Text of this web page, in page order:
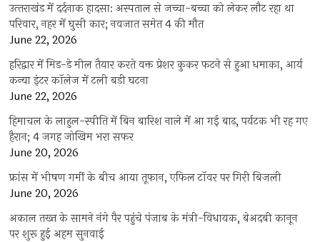
उत्‍तराखंड में दर्दनाक हादसा: अस्पताल से जच्चा-बच्चा को लेकर लौट रहा था
परिवार, नहर में घुसी कार; नवजात समेत 4 की मौत
June 22, 2026
हरिद्वार में मिड-डे मील तैयार करते वक्त प्रेशर कुकर फटने से हुआ धमाका, आर्य
कन्या इंटर कॉलेज में टली बड़ी घटना
June 22, 2026
हिमाचल के लाहुल-स्पीति में बिन बारिश नाले में आ गई बाढ़, पर्यटक भी रह गए
हैरान; 4 जगह जोखिम भरा सफर
June 20, 2026
फ्रांस में भीषण गर्मी के बीच आया तूफान, एफिल टॉवर पर गिरी बिजली
June 20, 2026
अकाल तख्त के सामने नंगे पैर पहुंचे पंजाब के मंत्री-विधायक, बेअदबी कानून
पर शुरू हुई अहम सुनवाई